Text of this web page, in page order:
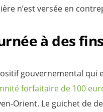
n’est versée en
à des
gouvernemental qui
forfaitaire de 100
Orient. Le guichet de